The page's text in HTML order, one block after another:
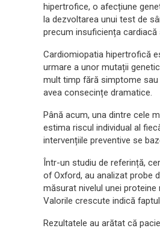
hipertrofice, o afecțiune
la dezvoltarea unui test de
precum insuficiența
Cardiomiopatia hipertrofică
urmare a unor mutații
mult timp fără simptome sau
avea consecințe dramatice.
Până acum, una dintre cele
estima riscul individual al
intervențiile preventive se
Într-un studiu de referință,
of Oxford, au analizat probe
măsurat nivelul unei proteine
Valorile crescute indică
Rezultatele au arătat că